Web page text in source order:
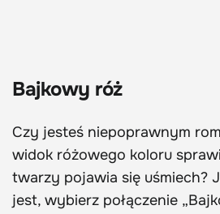
Bajkowy róż
Czy jesteś niepoprawnym
widok różowego koloru
twarzy pojawia się uśmiech?
jest, wybierz połączenie